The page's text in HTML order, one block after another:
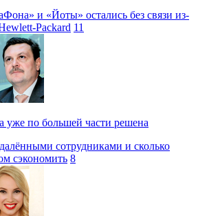
и «Йоты» остались без связи из-
Packard 11
уже по большей части решена
сотрудниками и сколько
сэкономить 8